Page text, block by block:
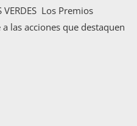
En
Los
Premios
VERDES Los Premios
las acciones que destaquen